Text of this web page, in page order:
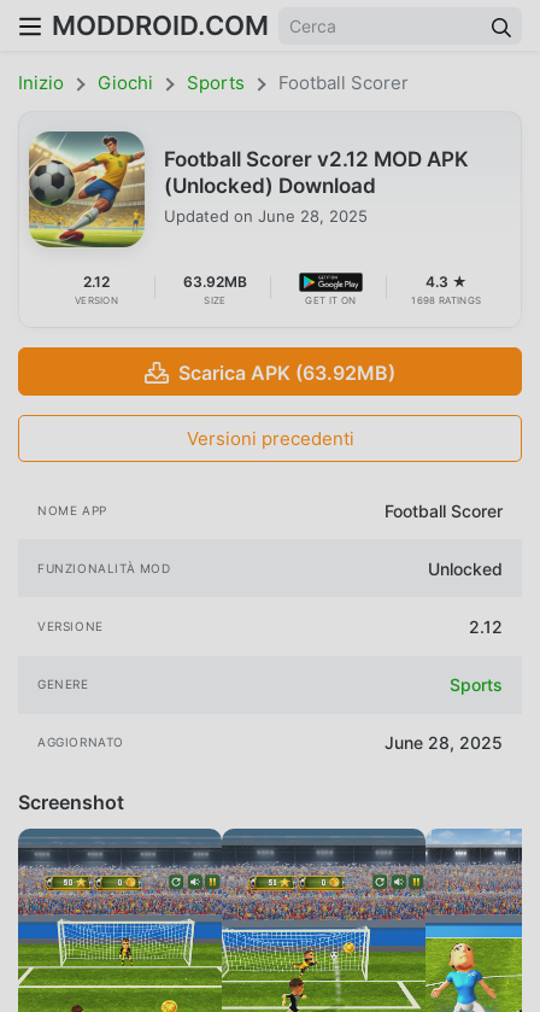
MODDROID.COM
Inizio Giochi Sports Football Scorer
Football Scorer v2.12 MOD APK
(Unlocked) Download
Updated on June 28, 2025
2.12
VERSION
63.92MB
SIZE GET IT ON
4.3 ★
1698 RATINGS
Scarica APK (63.92MB)
Versioni precedenti
NOME APP Football Scorer
FUNZIONALITÀ MOD Unlocked
VERSIONE 2.12
GENERE Sports
AGGIORNATO June 28, 2025
Screenshot